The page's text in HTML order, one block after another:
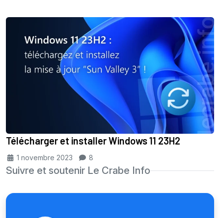
Télécharger et installer Windows 11 23H2
1 novembre 2023 8
Suivre et soutenir Le Crabe Info